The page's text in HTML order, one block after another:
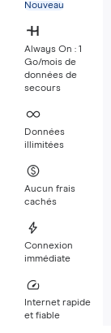
Nouveau
Always On : 1
Go/mois de
données de
secours
Données
illimitées
Aucun frais
cachés
Connexion
immédiate
Internet rapide
et fiable